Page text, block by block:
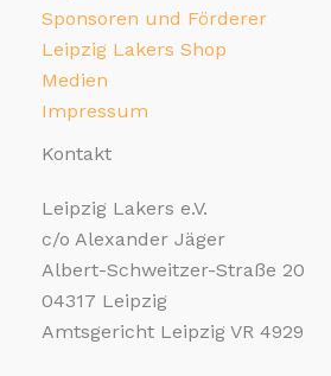
Sponsoren und Förderer
Leipzig Lakers Shop
Medien
Impressum
Kontakt
Leipzig Lakers e.V.
c/o Alexander Jäger
Albert-Schweitzer-Straße 20
04317 Leipzig
Amtsgericht Leipzig VR 4929